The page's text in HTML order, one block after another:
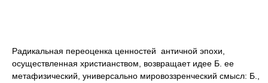
Радикальная переоценка ценностей античной эпохи,
осуществленная христианством, возвращает идее Б. ее
метафизический, универсально мировоззренческий смысл: Б.,